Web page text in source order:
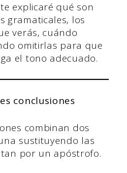
explicaré qué son
gramaticales, los
verás, cuándo
omitirlas para que
el tono adecuado.
conclusiones
combinan dos
sustituyendo las
por un apóstrofo.